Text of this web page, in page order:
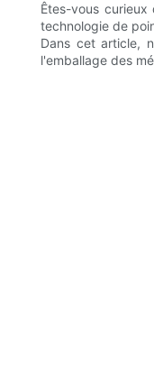
Êtes-vous curieux
technologie de
Dans cet article,
l'emballage des